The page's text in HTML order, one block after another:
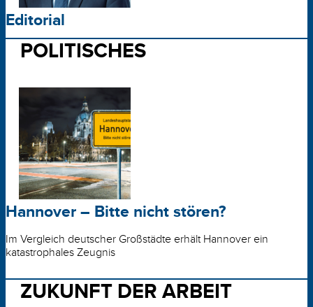
Editorial
POLITISCHES
Hannover – Bitte nicht stören?
Im Vergleich deutscher Großstädte erhält Hannover ein
katastrophales Zeugnis
ZUKUNFT DER ARBEIT